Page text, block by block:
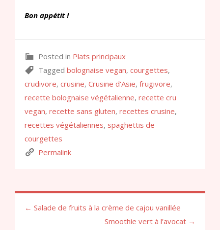
Bon appétit !
Posted in Plats principaux
Tagged bolognaise vegan, courgettes,
crudivore, crusine, Crusine d'Asie, frugivore,
recette bolognaise végétalienne, recette cru
vegan, recette sans gluten, recettes crusine,
recettes végétaliennes, spaghettis de
courgettes
Permalink
← Salade de fruits à la crème de cajou vanillée
Smoothie vert à l’avocat →